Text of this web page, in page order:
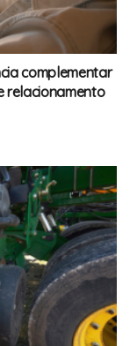
complementar
relacionamento